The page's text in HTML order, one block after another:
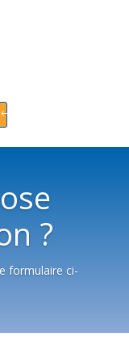
?
formulaire ci-